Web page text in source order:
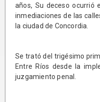
años, Su deceso ocurrió
inmediaciones de las
la ciudad de Concordia.
Se trató del trigésimo
Entre Ríos desde la
juzgamiento penal.